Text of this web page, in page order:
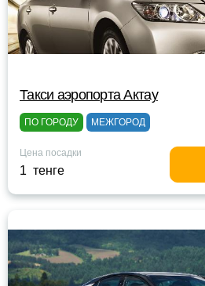
Такси аэропорта Актау
ПО ГОРОДУ МЕЖГОРОД
Цена посадки
1 тенге